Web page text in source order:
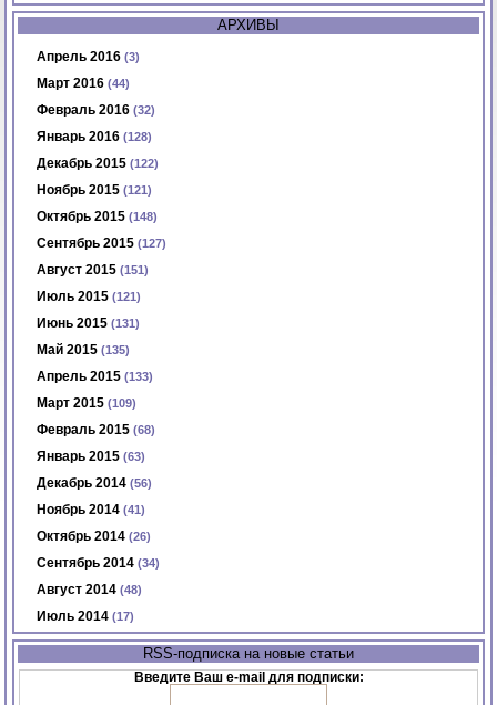
АРХИВЫ
Апрель 2016 (3)
Март 2016 (44)
Февраль 2016 (32)
Январь 2016 (128)
Декабрь 2015 (122)
Ноябрь 2015 (121)
Октябрь 2015 (148)
Сентябрь 2015 (127)
Август 2015 (151)
Июль 2015 (121)
Июнь 2015 (131)
Май 2015 (135)
Апрель 2015 (133)
Март 2015 (109)
Февраль 2015 (68)
Январь 2015 (63)
Декабрь 2014 (56)
Ноябрь 2014 (41)
Октябрь 2014 (26)
Сентябрь 2014 (34)
Август 2014 (48)
Июль 2014 (17)
RSS-подписка на новые статьи
Введите Ваш e-mail для подписки: